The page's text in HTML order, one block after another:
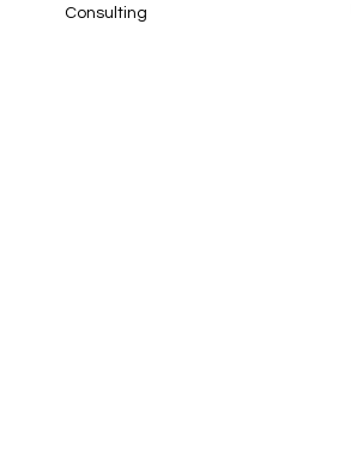
Consulting